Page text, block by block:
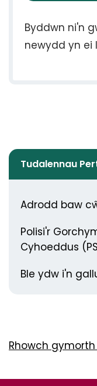
Byddwn ni'n
newydd yn ei
Tudalennau
Adrodd baw
Polisi'r
Cyhoeddus
Ble ydw i'n
Rhowch